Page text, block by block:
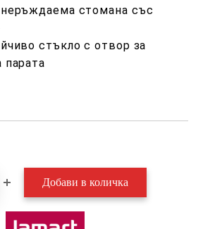
неръждаема стомана със
стъкло с отвор за
парата